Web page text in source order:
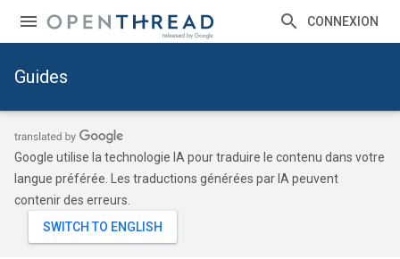
CONNEXION
Guides
Google utilise la technologie IA pour traduire le contenu dans votre
langue préférée. Les traductions générées par IA peuvent
contenir des erreurs.